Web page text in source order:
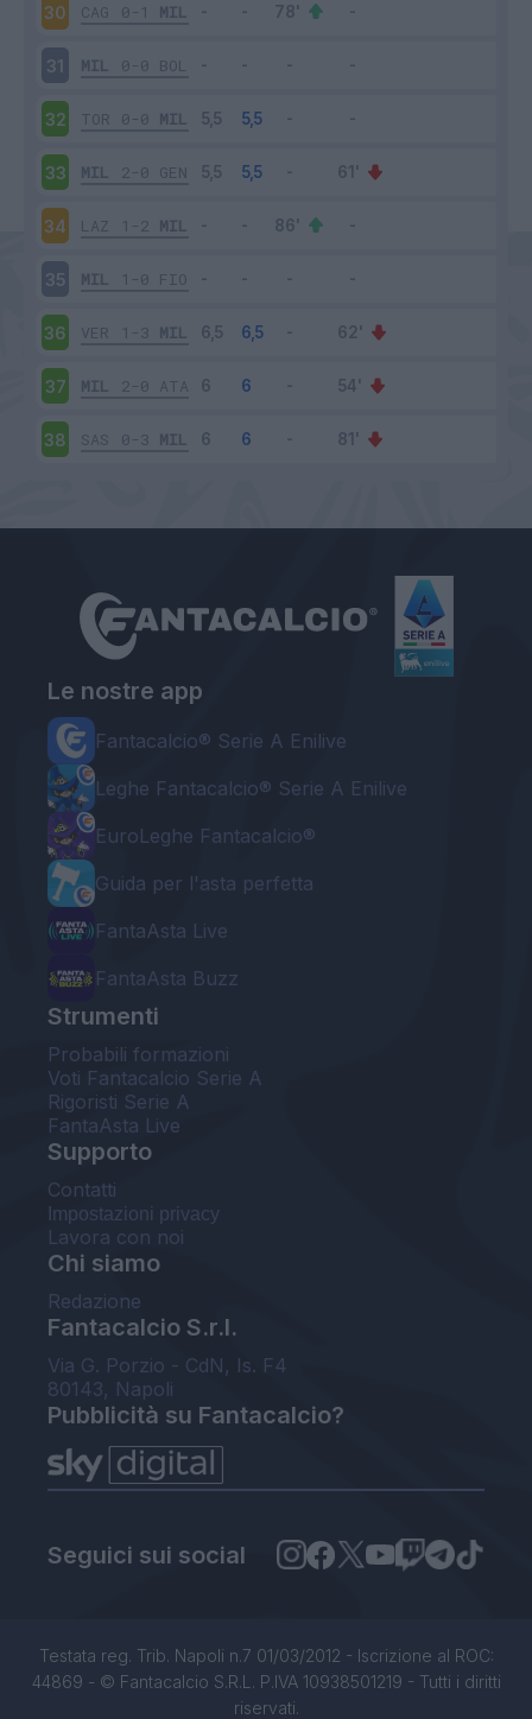
30 CAG 0-1 MIL
31 MIL 0-0 BOL
32 TOR 0-0 MIL
33 MIL 2-0 GEN
34 LAZ 1-2 MIL
35 MIL 1-0 FIO
36 VER 1-3 MIL
37 MIL 2-0 ATA
38 SAS 0-3 MIL
Le nostre app
Fantacalcio® Serie A Enilive
Leghe Fantacalcio® Serie A Enilive
EuroLeghe Fantacalcio®
Guida per l'asta perfetta
FantaAsta Live
FantaAsta Buzz
Strumenti
Probabili formazioni
Voti Fantacalcio Serie A
Rigoristi Serie A
FantaAsta Live
Supporto
Contatti
Impostazioni privacy
Lavora con noi
Chi siamo
Redazione
Fantacalcio S.r.l.
Via G. Porzio - CdN, Is. F4
80143, Napoli
Pubblicità su Fantacalcio?
Seguici sui social
Testata reg. Trib. Napoli n.7 01/03/2012 - Iscrizione al ROC:
44869 - © Fantacalcio S.R.L. P.IVA 10938501219 - Tutti i diritti
riservati.